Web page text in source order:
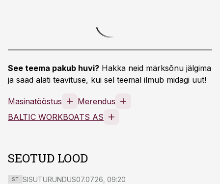
See teema pakub huvi? Hakka neid märksõnu jälgima
ja saad alati teavituse, kui sel teemal ilmub midagi uut!
Masinatööstus
Merendus
BALTIC WORKBOATS AS
SEOTUD LOOD
ST SISUTURUNDUS07.07.26, 09:20